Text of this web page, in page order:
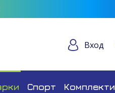
Вход
Спорт Комплекти